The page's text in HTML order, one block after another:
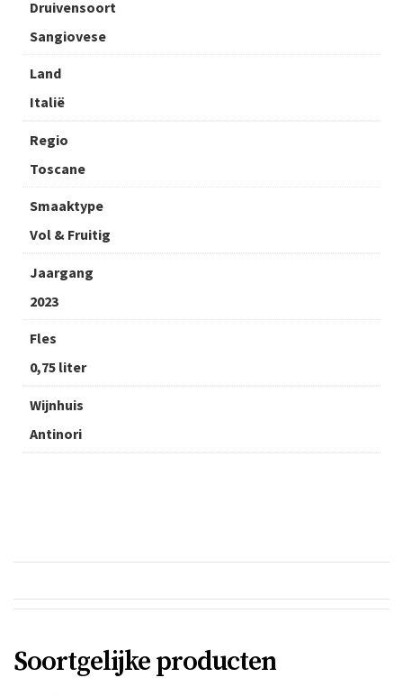
Druivensoort
Sangiovese
Land
Italië
Regio
Toscane
Smaaktype
Vol & Fruitig
Jaargang
2023
Fles
0,75 liter
Wijnhuis
Antinori
Soortgelijke producten